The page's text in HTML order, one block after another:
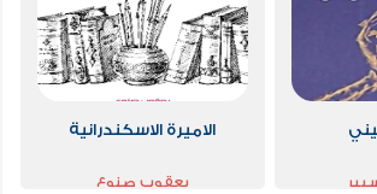
الاميرة الاسكندرانية
يعقوب صنوع